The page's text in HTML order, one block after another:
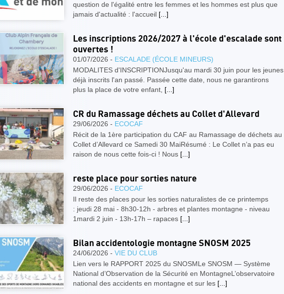
question de l'égalité entre les femmes et les hommes est plus que
jamais d'actualité : l'accueil [...]
Les inscriptions 2026/2027 à l'école d'escalade sont
ouvertes !
01/07/2026 - ESCALADE (ÉCOLE MINEURS)
MODALITES d'INSCRIPTIONJusqu'au mardi 30 juin pour les jeunes
déjà inscrits l'an passé. Passée cette date, nous ne garantirons
plus la place de votre enfant, [...]
CR du Ramassage déchets au Collet d'Allevard
29/06/2026 - ECOCAF
Récit de la 1ère participation du CAF au Ramassage de déchets au
Collet d’Allevard ce Samedi 30 MaiRésumé : Le Collet n’a pas eu
raison de nous cette fois-ci ! Nous [...]
reste place pour sorties nature
29/06/2026 - ECOCAF
Il reste des places pour les sorties naturalistes de ce printemps
: jeudi 28 mai - 8h30-12h - arbres et plantes montagne - niveau
1mardi 2 juin - 13h-17h – rapaces [...]
Bilan accidentologie montagne SNOSM 2025
24/06/2026 - VIE DU CLUB
Lien vers le RAPPORT 2025 du SNOSMLe SNOSM — Système
National d’Observation de la Sécurité en MontagneL’observatoire
national des accidents en montagne et sur les [...]